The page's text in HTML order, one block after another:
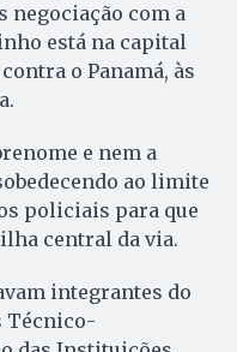
negociação com a
está na capital
o Panamá, às
e nem a
ao limite
policiais para que
central da via.
integrantes do
Técnico-